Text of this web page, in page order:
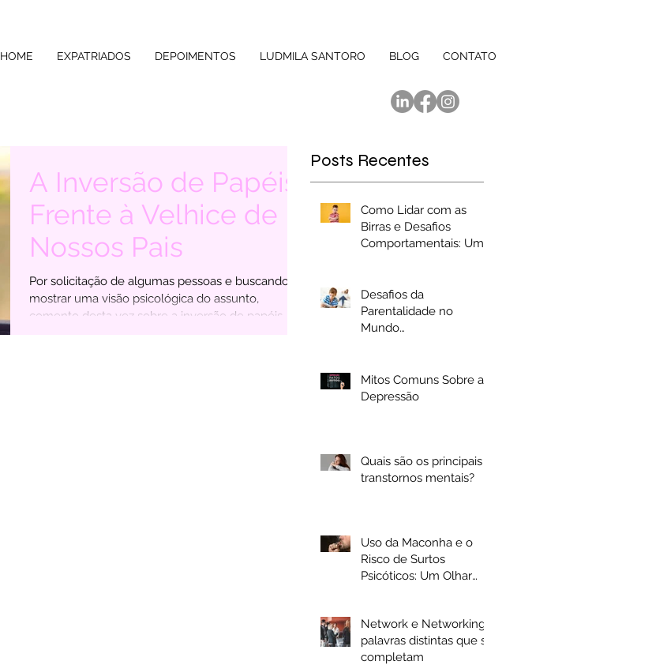
HOME EXPATRIADOS DEPOIMENTOS LUDMILA SANTORO BLOG CONTATO
A Inversão de Papéis
Frente à Velhice de
Nossos Pais
Por solicitação de algumas pessoas e buscando
mostrar uma visão psicológica do assunto,
comento desta vez sobre a inversão de papéis ...
Posts Recentes
Como Lidar com as
Birras e Desafios
Comportamentais: Uma
Desafios da
Parentalidade no
Mundo
Mitos Comuns Sobre a
Depressão
Quais são os principais
transtornos mentais?
Uso da Maconha e o
Risco de Surtos
Psicóticos: Um Olhar
Network e Networking
palavras distintas que se
completam